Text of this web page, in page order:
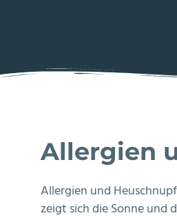
Allergien
Allergien und
zeigt sich die Sonne und